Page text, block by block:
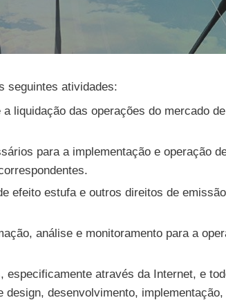
seguintes atividades:
liquidação das operações do mercado
para a implementação e operação
efeito estufa e outros direitos de
análise e monitoramento para a
através da Internet, e
desenvolvimento,